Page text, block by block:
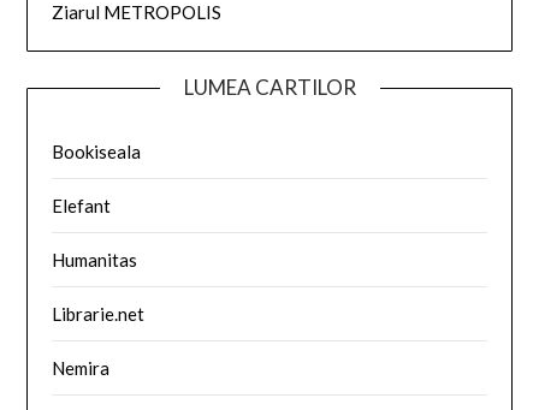
Ziarul METROPOLIS
LUMEA CARTILOR
Bookiseala
Elefant
Humanitas
Librarie.net
Nemira